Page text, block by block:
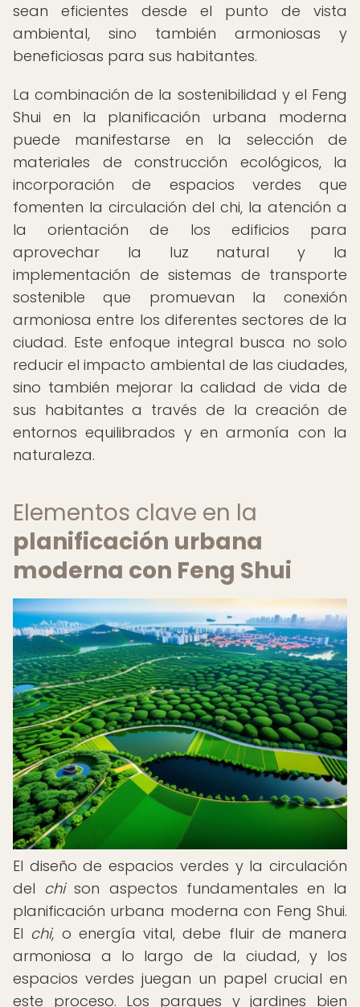
sean eficientes desde el punto de vista
ambiental, sino también armoniosas y
beneficiosas para sus habitantes.
La combinación de la sostenibilidad y el Feng
Shui en la planificación urbana moderna
puede manifestarse en la selección de
materiales de construcción ecológicos, la
incorporación de espacios verdes que
fomenten la circulación del chi, la atención a
la orientación de los edificios para
aprovechar la luz natural y la
implementación de sistemas de transporte
sostenible que promuevan la conexión
armoniosa entre los diferentes sectores de la
ciudad. Este enfoque integral busca no solo
reducir el impacto ambiental de las ciudades,
sino también mejorar la calidad de vida de
sus habitantes a través de la creación de
entornos equilibrados y en armonía con la
naturaleza.
Elementos clave en la
planificación urbana
moderna con Feng Shui
El diseño de espacios verdes y la circulación
del chison aspectos fundamentales en la
planificación urbana moderna con Feng Shui.
El chi, o energía vital, debe fluir de manera
armoniosa a lo largo de la ciudad, y los
espacios verdes juegan un papel crucial en
este proceso. Los parques y jardines bien